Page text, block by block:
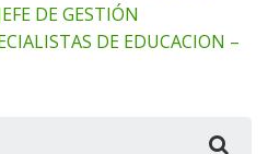
DE GESTIÓN
DE EDUCACION –